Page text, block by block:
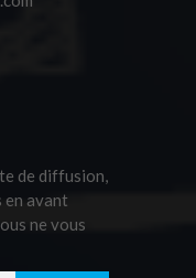
de diffusion,
avant
ne vous